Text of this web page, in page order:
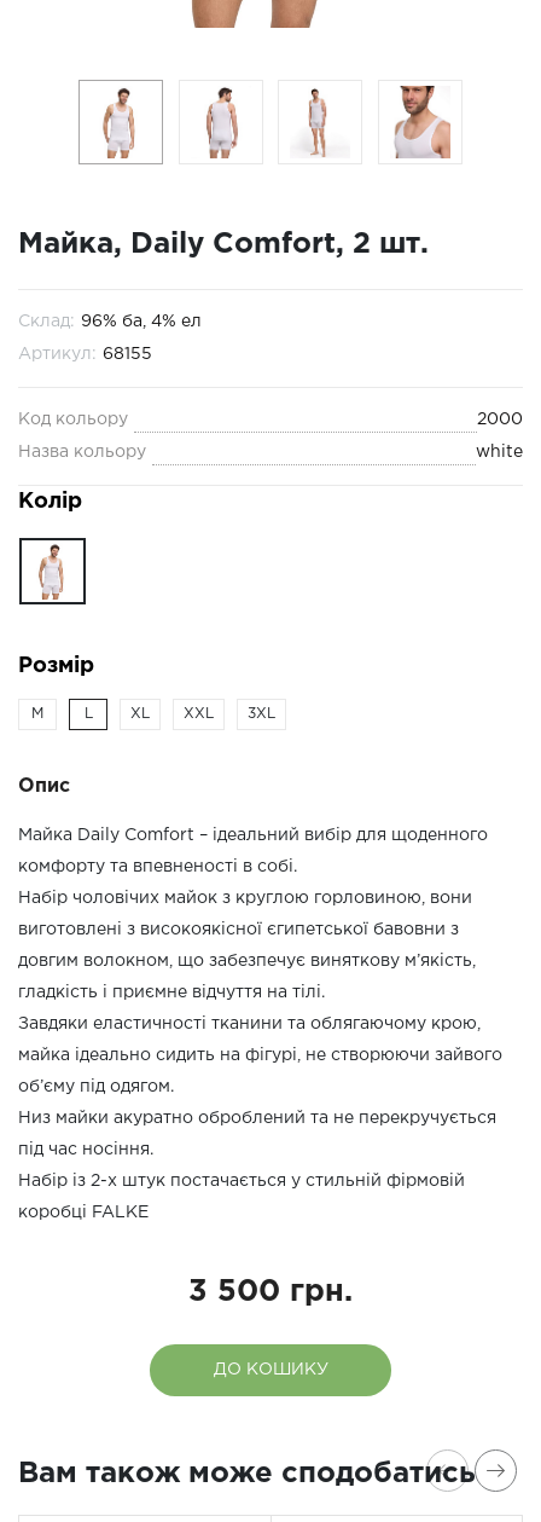
Майка, Daily Comfort, 2 шт.
Склад: 96% ба, 4% ел
Артикул: 68155
Код кольору 2000
Назва кольору white
Колір
Розмір
M XL XXL 3XL
Опис
Майка Daily Comfort – ідеальний вибір для щоденного
комфорту та впевненості в собі.
Набір чоловічих майок з круглою горловиною, вони
виготовлені з високоякісної єгипетської бавовни з
довгим волокном, що забезпечує виняткову м’якість,
гладкість і приємне відчуття на тілі.
Завдяки еластичності тканини та облягаючому крою,
майка ідеально сидить на фігурі, не створюючи зайвого
об’єму під одягом.
Низ майки акуратно оброблений та не перекручується
під час носіння.
Набір із 2-х штук постачається у стильній фірмовій
коробці FALKE
3 500 грн.
ДО КОШИКУ
Вам також може сподобатись